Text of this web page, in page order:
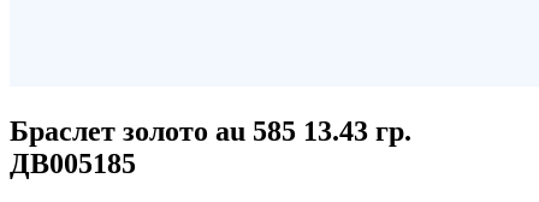
Браслет золото au 585 13.43 гр.
ДВ005185